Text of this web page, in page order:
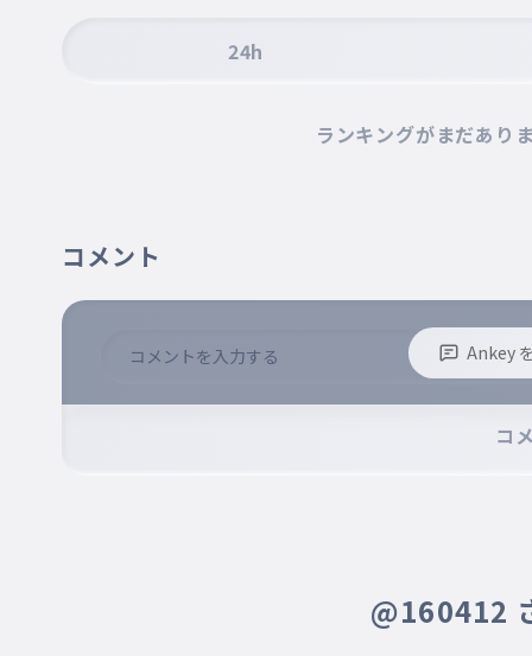
24h
ランキングがまだあり
コメント
Ankey
コ
@160412